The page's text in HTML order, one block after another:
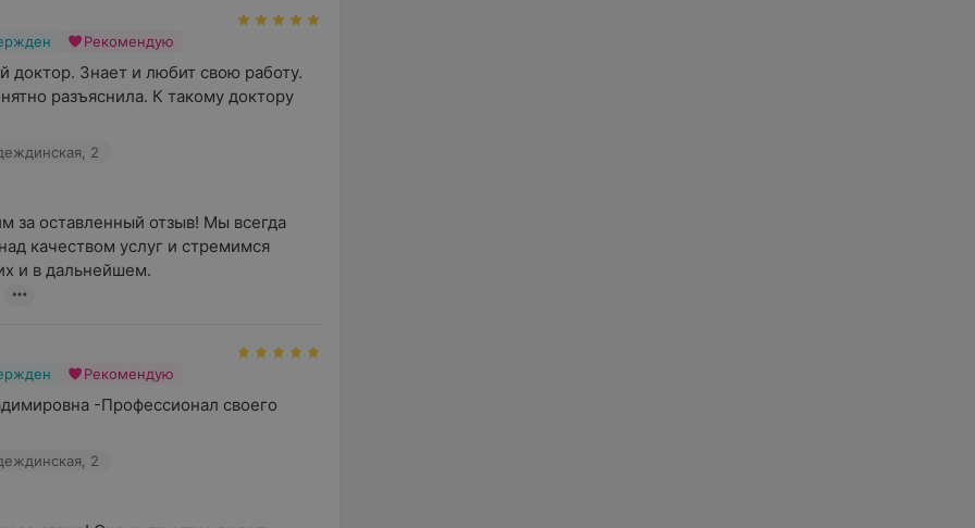
Рекомендую
доктор. Знает и любит свою работу.
разъяснила. К такому доктору
2
за оставленный отзыв! Мы всегда
качеством услуг и стремимся
и в дальнейшем.
Рекомендую
-Профессионал своего
2